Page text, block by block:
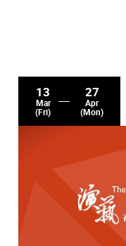
13
Mar
(Fri)
27
Apr
(Mon)